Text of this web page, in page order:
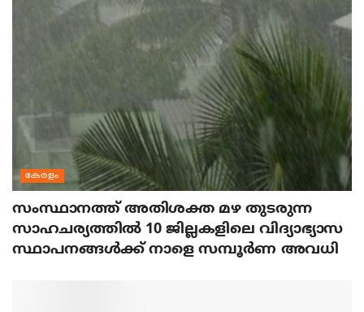
കേരളം
സംസ്ഥാനത്ത് അതിശക്ത മഴ തുടരുന്ന
സാഹചര്യത്തിൽ 10 ജില്ലകളിലെ വിദ്യാഭ്യാസ
സ്ഥാപനങ്ങൾക്ക് നാളെ സമ്പൂർണ അവധി